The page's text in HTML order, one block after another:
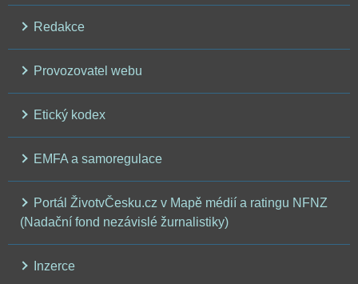
Redakce
Provozovatel webu
Etický kodex
EMFA a samoregulace
Portál ŽivotvČesku.cz v Mapě médií a ratingu NFNZ
(Nadační fond nezávislé žurnalistiky)
Inzerce